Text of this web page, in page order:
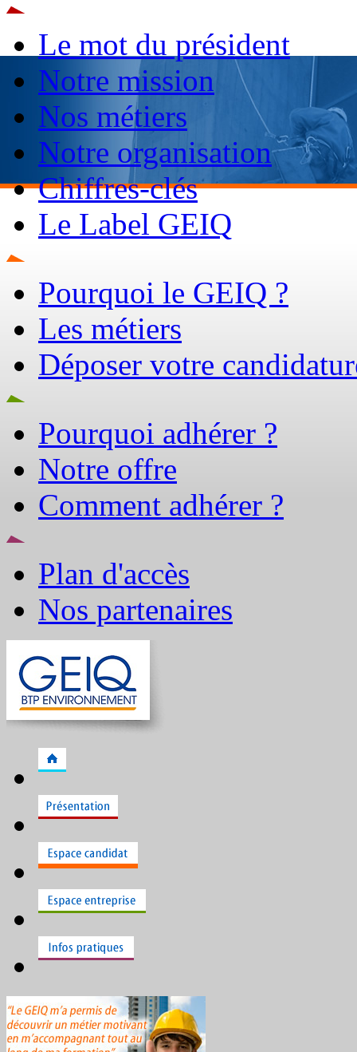
Le mot du président
Notre mission
Nos métiers
Notre organisation
Chiffres-clés
Le Label GEIQ
Pourquoi le GEIQ ?
Les métiers
Déposer votre
Pourquoi adhérer ?
Notre offre
Comment adhérer ?
Plan d'accès
Nos partenaires